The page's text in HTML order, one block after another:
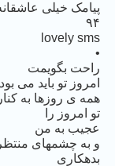
۹۴
lovely sms
•
راحت بگویمت
امروز تو باید می
همه ی روزها به کنار
تو امروز را
عجیب به من
و به چشمهای
بدهکاری